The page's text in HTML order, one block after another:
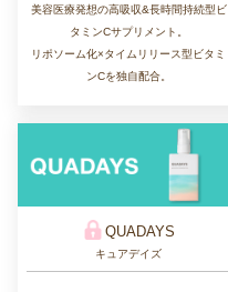
美容医療発想の高吸収&長時間持続型ビ
タミンCサプリメント。
リポソーム化×タイムリリース型ビタミ
ンCを独自配合。
QUADAYS
キュアデイズ